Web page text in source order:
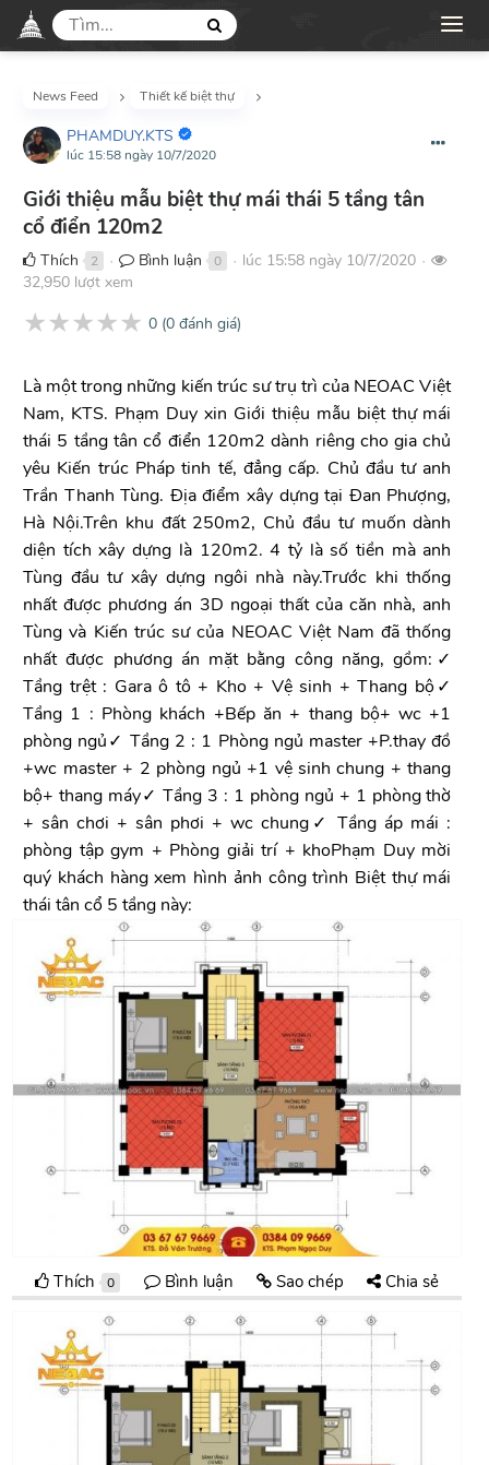
News Feed Thiết kế biệt thự
PHAMDUY.KTS
lúc 15:58 ngày 10/7/2020
Giới thiệu mẫu biệt thự mái thái 5 tầng tân
cổ điển 120m2
Thích 2 ● Bình luận 0 ● lúc 15:58 ngày 10/7/2020 ●
32,950 lượt xem
★★★★★ 0 (0 đánh giá)
Là một trong những kiến trúc sư trụ trì của NEOAC Việt
Nam, KTS. Phạm Duy xin Giới thiệu mẫu biệt thự mái
thái 5 tầng tân cổ điển 120m2 dành riêng cho gia chủ
yêu Kiến trúc Pháp tinh tế, đẳng cấp. Chủ đầu tư anh
Trần Thanh Tùng. Địa điểm xây dựng tại Đan Phượng,
Hà Nội.Trên khu đất 250m2, Chủ đầu tư muốn dành
diện tích xây dựng là 120m2. 4 tỷ là số tiền mà anh
Tùng đầu tư xây dựng ngôi nhà này.Trước khi thống
nhất được phương án 3D ngoại thất của căn nhà, anh
Tùng và Kiến trúc sư của NEOAC Việt Nam đã thống
nhất được phương án mặt bằng công năng, gồm:✓
Tầng trệt : Gara ô tô + Kho + Vệ sinh + Thang bộ✓
Tầng 1 : Phòng khách +Bếp ăn + thang bộ+ wc +1
phòng ngủ✓ Tầng 2 : 1 Phòng ngủ master +P.thay đồ
+wc master + 2 phòng ngủ +1 vệ sinh chung + thang
bộ+ thang máy✓ Tầng 3 : 1 phòng ngủ + 1 phòng thờ
+ sân chơi + sân phơi + wc chung✓ Tầng áp mái :
phòng tập gym + Phòng giải trí + khoPhạm Duy mời
quý khách hàng xem hình ảnh công trình Biệt thự mái
thái tân cổ 5 tầng này:
Thích 0 Bình luận Sao chép Chia sẻ